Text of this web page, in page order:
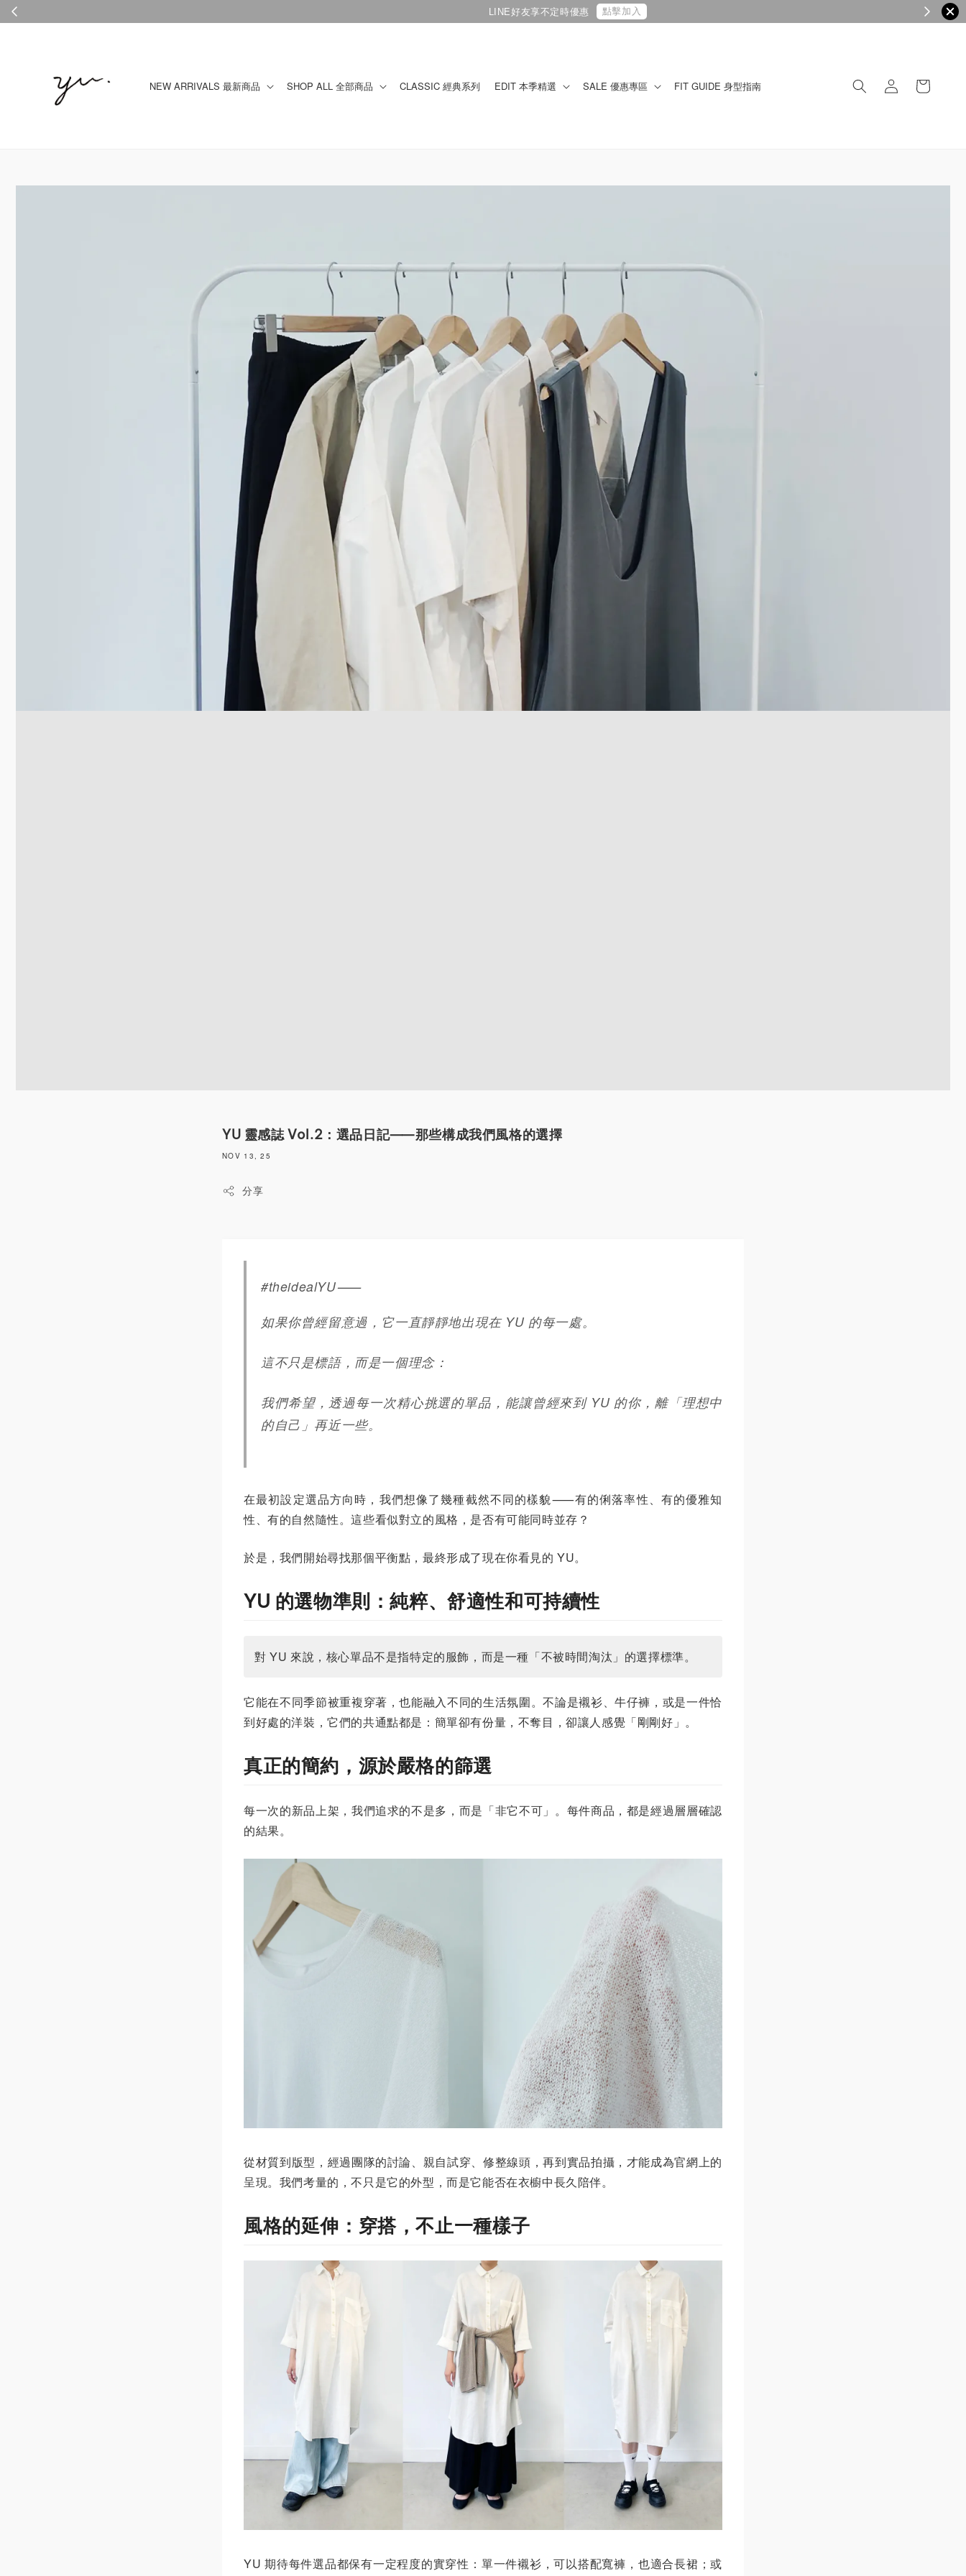
LINE好友享不定時優惠 點擊加入
NEW ARRIVALS 最新商品 SHOP ALL 全部商品 CLASSIC 經典系列 EDIT 本季精選 SALE 優惠專區 FIT GUIDE 身型指南
YU 靈感誌 Vol.2：選品日記⸺那些構成我們風格的選擇
NOV 13, 25
分享
#theidealYU⸺
如果你曾經留意過，它一直靜靜地出現在 YU 的每一處。
這不只是標語，而是一個理念：
我們希望，透過每一次精心挑選的單品，能讓曾經來到 YU 的你，離「理想中
的自己」再近一些。
在最初設定選品方向時，我們想像了幾種截然不同的樣貌⸺有的俐落率性、有的優雅知
性、有的自然隨性。這些看似對立的風格，是否有可能同時並存？
於是，我們開始尋找那個平衡點，最終形成了現在你看見的 YU。
YU 的選物準則：純粹、舒適性和可持續性
對 YU 來說，核心單品不是指特定的服飾，而是一種「不被時間淘汰」的選擇標準。
它能在不同季節被重複穿著，也能融入不同的生活氛圍。不論是襯衫、牛仔褲，或是一件恰
到好處的洋裝，它們的共通點都是：簡單卻有份量，不奪目，卻讓人感覺「剛剛好」。
真正的簡約，源於嚴格的篩選
每一次的新品上架，我們追求的不是多，而是「非它不可」。每件商品，都是經過層層確認
的結果。
從材質到版型，經過團隊的討論、親自試穿、修整線頭，再到實品拍攝，才能成為官網上的
呈現。我們考量的，不只是它的外型，而是它能否在衣櫥中長久陪伴。
風格的延伸：穿搭，不止一種樣子
YU 期待每件選品都保有一定程度的實穿性：單一件襯衫，可以搭配寬褲，也適合長裙；或